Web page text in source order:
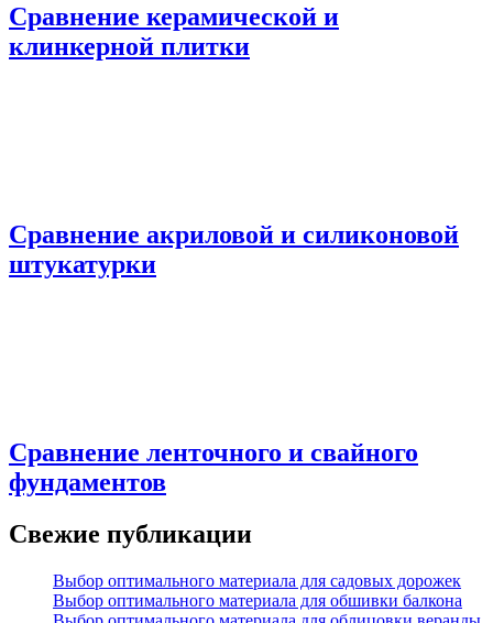
Сравнение керамической и
клинкерной плитки
Сравнение акриловой и силиконовой
штукатурки
Сравнение ленточного и свайного
фундаментов
Свежие публикации
Выбор оптимального материала для садовых дорожек
Выбор оптимального материала для обшивки балкона